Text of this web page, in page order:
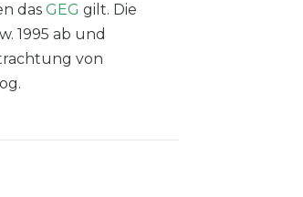
das GEG gilt. Die
1995 ab und
von